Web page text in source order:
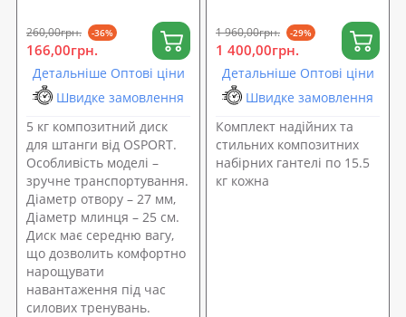
260,00грн. -36%
166,00грн.
Детальніше Оптові ціни
Швидке замовлення
5 кг композитний диск
для штанги від OSPORT.
Особливість моделі –
зручне транспортування.
Діаметр отвору – 27 мм,
Діаметр млинця – 25 см.
Диск має середню вагу,
що дозволить комфортно
нарощувати
навантаження під час
силових тренувань.
1 960,00грн. -29%
1 400,00грн.
Детальніше Оптові ціни
Швидке замовлення
Комплект надійних та
стильних композитних
набірних гантелі по 15.5
кг кожна